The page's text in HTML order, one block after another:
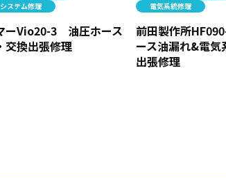
ステム修理
ーVio20-3 油圧ホース
交換出張修理
電気系統修理
前田製作所
ース油漏れ&電気
出張修理